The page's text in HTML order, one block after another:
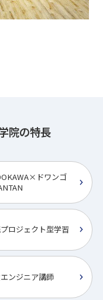
院の特長
ドワンゴ
ロジェクト型学習
ンジニア講師